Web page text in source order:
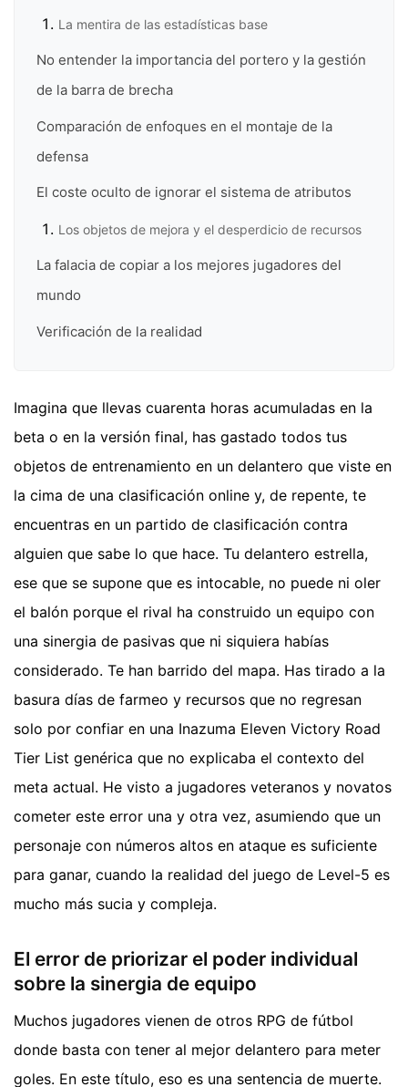
La mentira de las estadísticas base
No entender la importancia del portero y la gestión
de la barra de brecha
Comparación de enfoques en el montaje de la
defensa
El coste oculto de ignorar el sistema de atributos
Los objetos de mejora y el desperdicio de recursos
La falacia de copiar a los mejores jugadores del
mundo
Verificación de la realidad
Imagina que llevas cuarenta horas acumuladas en la
beta o en la versión final, has gastado todos tus
objetos de entrenamiento en un delantero que viste en
la cima de una clasificación online y, de repente, te
encuentras en un partido de clasificación contra
alguien que sabe lo que hace. Tu delantero estrella,
ese que se supone que es intocable, no puede ni oler
el balón porque el rival ha construido un equipo con
una sinergia de pasivas que ni siquiera habías
considerado. Te han barrido del mapa. Has tirado a la
basura días de farmeo y recursos que no regresan
solo por confiar en una Inazuma Eleven Victory Road
Tier List genérica que no explicaba el contexto del
meta actual. He visto a jugadores veteranos y novatos
cometer este error una y otra vez, asumiendo que un
personaje con números altos en ataque es suficiente
para ganar, cuando la realidad del juego de Level-5 es
mucho más sucia y compleja.
El error de priorizar el poder individual
sobre la sinergia de equipo
Muchos jugadores vienen de otros RPG de fútbol
donde basta con tener al mejor delantero para meter
goles. En este título, eso es una sentencia de muerte.